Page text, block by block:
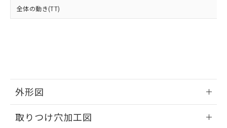
全体の動き(TT)
外形図
取りつけ穴加工図
をご了承ください。
※当社の共同利用者とは、"個人情報
EU RoHS指令（10物質）の非含有証明書
物質の対応では、対応完了までの期間は出
荷製品に未対応品が混在することから備考
既に当社にて対応品への在庫切替を完了
していることから、特段のことがない限